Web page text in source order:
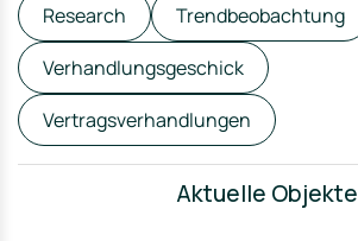
Research
Trendbeobachtung
Verhandlungsgeschick
Vertragsverhandlungen
Aktuelle Objekte